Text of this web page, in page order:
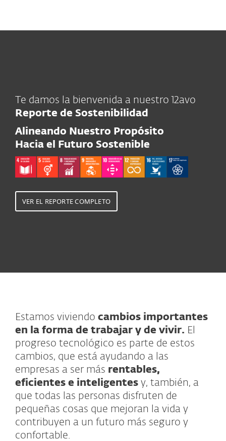
Te damos la bienvenida a nuestro 12avo
Reporte de Sostenibilidad
Alineando Nuestro Propósito
Hacia el Futuro Sostenible
VER EL REPORTE COMPLETO
Estamos viviendo cambios importantes
en la forma de trabajar y de vivir. El
progreso tecnológico es parte de estos
cambios, que está ayudando a las
empresas a ser más rentables,
eficientes e inteligentes y, también, a
que todas las personas disfruten de
pequeñas cosas que mejoran la vida y
contribuyen a un futuro más seguro y
confortable.